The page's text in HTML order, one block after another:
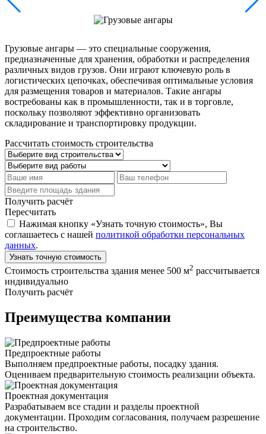
Грузовые ангары — это специальные сооружения,
предназначенные для хранения, обработки и распределения
различных видов грузов. Они играют ключевую роль в
логистических цепочках, обеспечивая оптимальные условия
для размещения товаров и материалов. Такие ангары
востребованы как в промышленности, так и в торговле,
поскольку позволяют эффективно организовать
складирование и транспортировку продукции.
Рассчитать стоимость строительства
Получить расчёт
Пересчитать
Нажимая кнопку «Узнать точную стоимость», Вы
соглашаетесь с нашей политикой обработки персональных
данных.
Узнать точную стоимость
Стоимость строительства здания менее 500 м2 рассчитывается
индивидуально
Получить расчёт
Преимущества компании
Предпроектные работы
Выполняем предпроектные работы, посадку здания.
Оцениваем предварительную стоимость реализации объекта.
Проектная документация
Разрабатываем все стадии и разделы проектной
документации. Проходим согласования, получаем разрешение
на строительство.